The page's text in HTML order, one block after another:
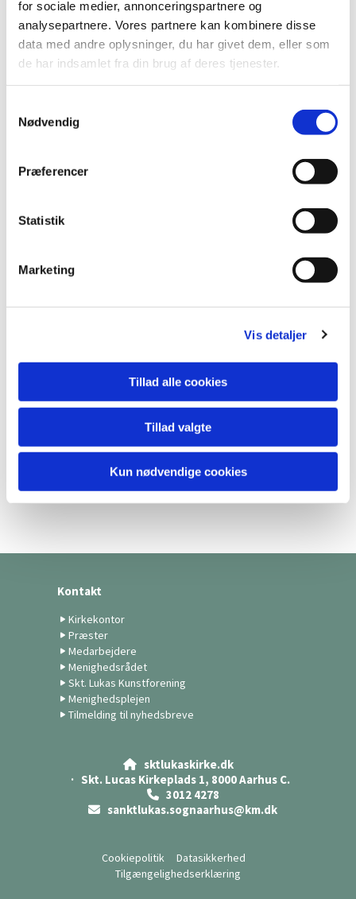
for sociale medier, annonceringspartnere og
analysepartnere. Vores partnere kan kombinere disse
data med andre oplysninger, du har givet dem, eller som
de har indsamlet fra din brug af deres tjenester.
Nødvendig
Præferencer
Statistik
Marketing
Vis detaljer
Tillad alle cookies
Tillad valgte
Kun nødvendige cookies
bedste velgående.
Kontakt
Kirkekontor
Præster
Medarbejdere
Menighedsrådet
Skt. Lukas Kunstforening
Menighedsplejen
Tilmelding til nyhedsbreve
sktlukaskirke.dk
· Skt. Lucas Kirkeplads 1, 8000 Aarhus C.
3012 4278
 sanktlukas.sognaarhus@km.dk
Cookiepolitik
Datasikkerhed
Tilgængelighedserklæring